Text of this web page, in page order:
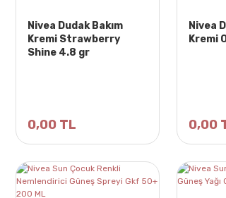
Nivea Dudak Bakım
Kremi Strawberry
Shine 4.8 gr
0,00 TL
Nivea
Kremi
0,00